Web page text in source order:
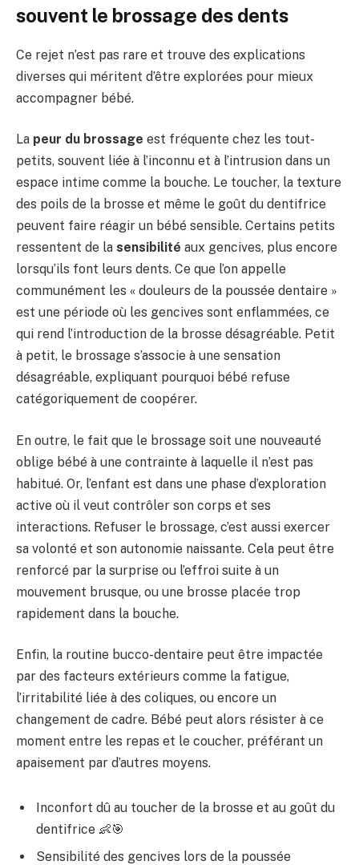
souvent le brossage des dents
Ce rejet n’est pas rare et trouve des explications
diverses qui méritent d’être explorées pour mieux
accompagner bébé.
La peur du brossage est fréquente chez les tout-
petits, souvent liée à l’inconnu et à l’intrusion dans un
espace intime comme la bouche. Le toucher, la texture
des poils de la brosse et même le goût du dentifrice
peuvent faire réagir un bébé sensible. Certains petits
ressentent de la sensibilité aux gencives, plus encore
lorsqu’ils font leurs dents. Ce que l’on appelle
communément les « douleurs de la poussée dentaire »
est une période où les gencives sont enflammées, ce
qui rend l’introduction de la brosse désagréable. Petit
à petit, le brossage s’associe à une sensation
désagréable, expliquant pourquoi bébé refuse
catégoriquement de coopérer.
En outre, le fait que le brossage soit une nouveauté
oblige bébé à une contrainte à laquelle il n’est pas
habitué. Or, l’enfant est dans une phase d’exploration
active où il veut contrôler son corps et ses
interactions. Refuser le brossage, c’est aussi exercer
sa volonté et son autonomie naissante. Cela peut être
renforcé par la surprise ou l’effroi suite à un
mouvement brusque, ou une brosse placée trop
rapidement dans la bouche.
Enfin, la routine bucco-dentaire peut être impactée
par des facteurs extérieurs comme la fatigue,
l’irritabilité liée à des coliques, ou encore un
changement de cadre. Bébé peut alors résister à ce
moment entre les repas et le coucher, préférant un
apaisement par d’autres moyens.
Inconfort dû au toucher de la brosse et au goût du
dentifrice 👶🎯
Sensibilité des gencives lors de la poussée